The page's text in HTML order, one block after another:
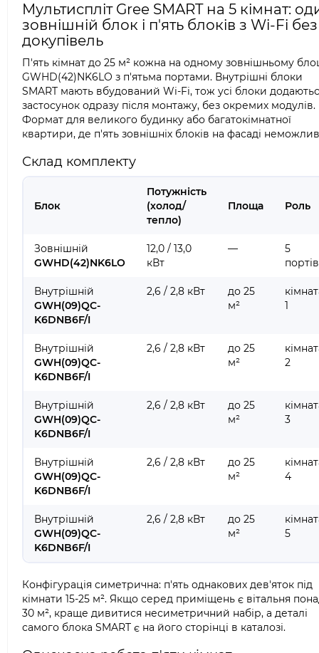
Мультиспліт Gree SMART на 5 кімнат:
зовнішній блок і п'ять блоків з Wi-Fi без
докупівель
П'ять кімнат до 25 м² кожна на одному зовнішньому
GWHD(42)NK6LO з п'ятьма портами. Внутрішні блоки
SMART мають вбудований Wi-Fi, тож усі блоки
застосунок одразу після монтажу, без окремих модулів.
Формат для великого будинку або багатокімнатної
квартири, де п'ять зовнішніх блоків на фасаді
Склад комплекту
Блок
Потужність
(холод/
тепло)
Площа Роль
Зовнішній
GWHD(42)NK6LO
12,0 / 13,0
кВт
—
5
портів
Внутрішній
GWH(09)QC-
K6DNB6F/I
2,6 / 2,8 кВт
до 25
м²
1
Внутрішній
GWH(09)QC-
K6DNB6F/I
2,6 / 2,8 кВт
до 25
м²
2
Внутрішній
GWH(09)QC-
K6DNB6F/I
2,6 / 2,8 кВт
до 25
м²
3
Внутрішній
GWH(09)QC-
K6DNB6F/I
2,6 / 2,8 кВт
до 25
м²
4
Внутрішній
GWH(09)QC-
K6DNB6F/I
2,6 / 2,8 кВт
до 25
м²
5
Конфігурація симетрична: п'ять однакових дев'яток під
кімнати 15-25 м². Якщо серед приміщень є вітальня
30 м², краще дивитися несиметричний набір, а деталі
самого блока SMART є на його сторінці в каталозі.